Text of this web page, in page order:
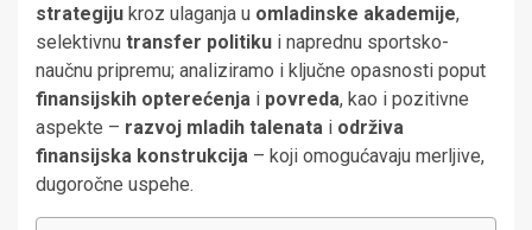
strategiju kroz ulaganja u omladinske akademije,
selektivnu transfer politiku i naprednu sportsko-
naučnu pripremu; analiziramo i ključne opasnosti poput
finansijskih opterećenja i povreda, kao i pozitivne
aspekte – razvoj mladih talenata i održiva
finansijska konstrukcija – koji omogućavaju merljive,
dugoročne uspehe.